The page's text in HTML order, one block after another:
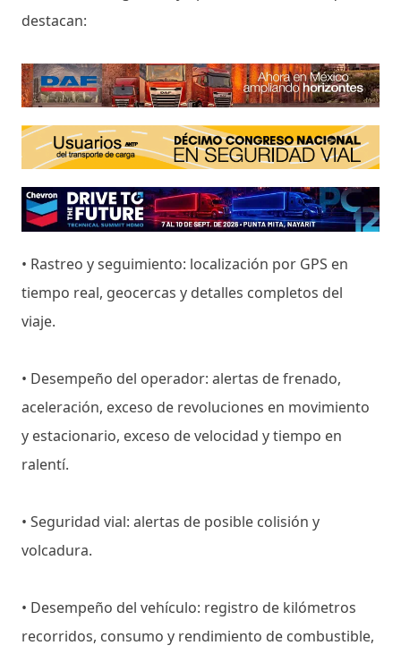
destacan:
• Rastreo y seguimiento: localización por GPS en
tiempo real, geocercas y detalles completos del
viaje.
• Desempeño del operador: alertas de frenado,
aceleración, exceso de revoluciones en movimiento
y estacionario, exceso de velocidad y tiempo en
ralentí.
• Seguridad vial: alertas de posible colisión y
volcadura.
• Desempeño del vehículo: registro de kilómetros
recorridos, consumo y rendimiento de combustible,